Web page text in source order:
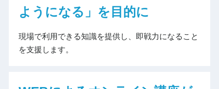
ようになる」を目的に
現場で利用できる知識を提供し、即戦力になること
を支援します。